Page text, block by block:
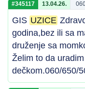
#345117 13.04.26.
GIS UZICE
godina,bez ili sa
druženje sa
Želim to da
dečkom.060/650/